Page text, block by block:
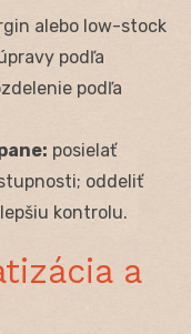
alebo low-stock
podľa
podľa
posielať
oddeliť
kontrolu.
a